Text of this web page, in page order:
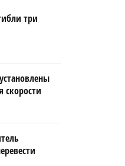
три